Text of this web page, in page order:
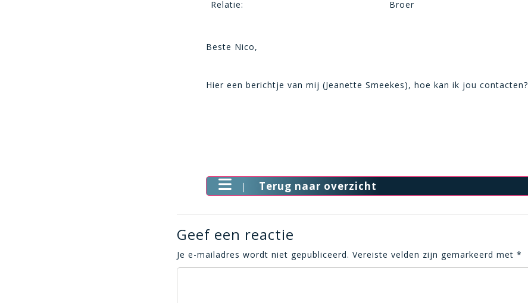
Relatie:
Broer
Beste Nico,
Hier een berichtje van mij (Jeanette Smeekes), hoe kan ik jou contacten?
Terug naar overzicht
Geef een reactie
Je e-mailadres wordt niet gepubliceerd. Vereiste velden zijn gemarkeerd met *